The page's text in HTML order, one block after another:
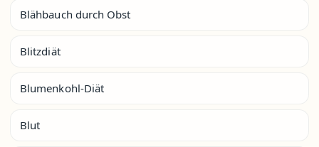
Blähbauch durch Obst
Blitzdiät
Blumenkohl-Diät
Blut